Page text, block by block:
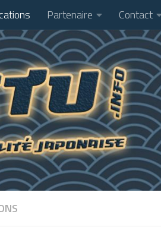
Partenaire Contact